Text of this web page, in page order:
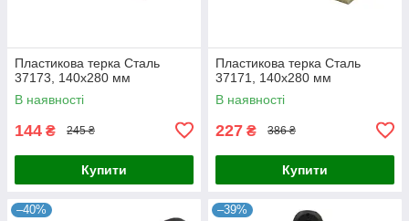
Пластикова терка Сталь
37173, 140х280 мм
В наявності
144 ₴ 245 ₴
Купити
Пластикова терка Сталь
37171, 140х280 мм
В наявності
227 ₴ 386 ₴
Купити
–40% –39%